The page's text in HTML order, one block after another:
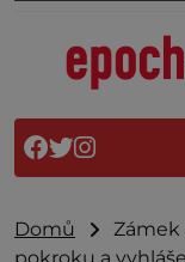
Domů
Zámek